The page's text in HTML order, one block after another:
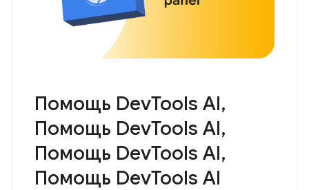
Помощь DevTools AI,
Помощь DevTools AI,
Помощь DevTools AI,
Помощь DevTools AI